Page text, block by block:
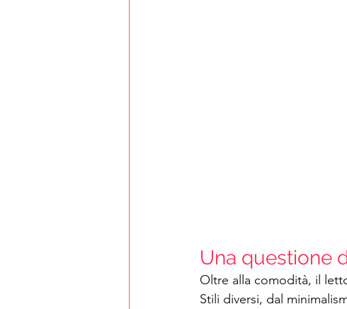
Una questione
Oltre alla comodità, il
Stili diversi, dal